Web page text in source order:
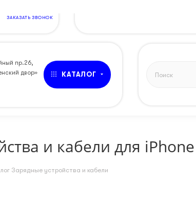
ЗАКАЗАТЬ ЗВОНОК
пр.26,
двор»
КАТАЛОГ
и кабели для
Зарядные устройства и кабели